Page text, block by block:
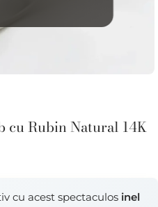
cu Rubin Natural 14K
cu acest spectaculos inel